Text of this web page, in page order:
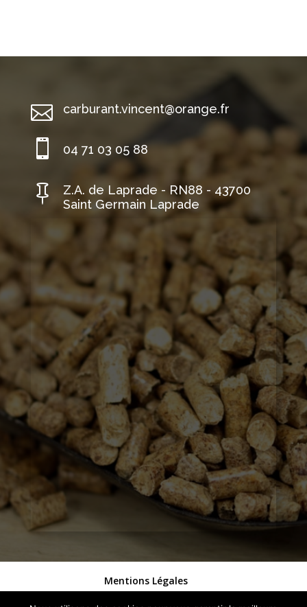
 carburant.vincent@orange.fr
 04 71 03 05 88

Z.A. de Laprade - RN88 - 43700
Saint Germain Laprade
Mentions Légales